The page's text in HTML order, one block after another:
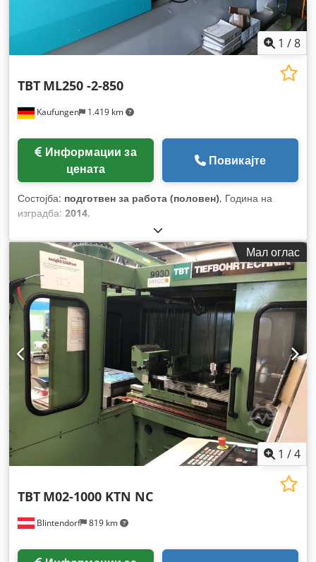
1 /8
Kaufungen 1.419 km
TBT ML250 -2-850
цената
Повикајте
Состојба: подготвен за работа (половен), Година на
изградба: 2014,
Мал оглас
1 /4
Blintendorf 819 km
TBT M02-1000 KTN NC